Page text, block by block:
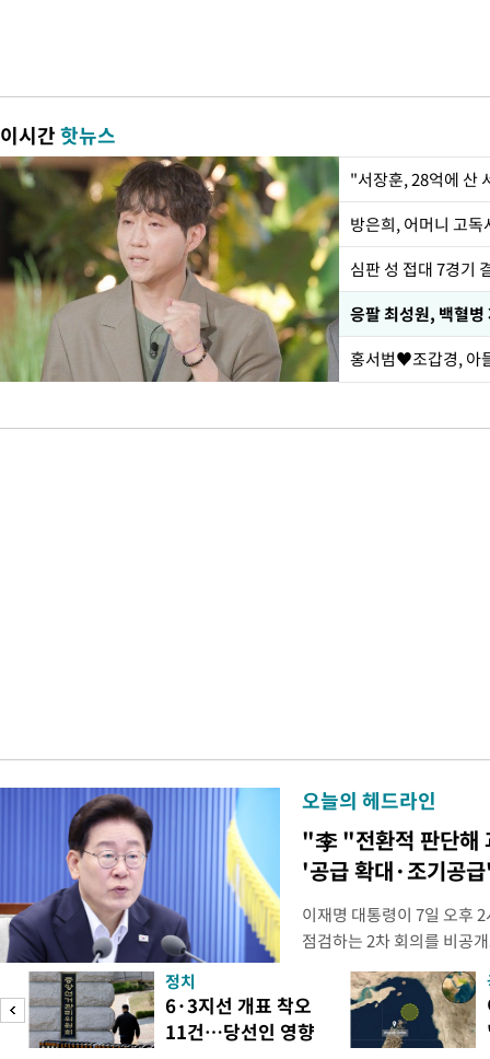
이시간핫뉴스
"서장훈, 28억에 산
방은희, 어머니 고
심판 성 접대 7경기
응팔 최성원, 백혈
홍서범♥조갑경, 아
오늘의 헤드라인
"李 "전환적 판단해
'공급 확대·조기공
이재명 대통령이 7일 오후
점검하는 2차 회의를 비공
관계부처 장관들과 위원
금융 지원 방향 및 방안과
지원 방안을 보고 받았다고
면 브리핑에서 밝혔다 회의
정치
6·3지선 개표 착오
11건…당선인 영향